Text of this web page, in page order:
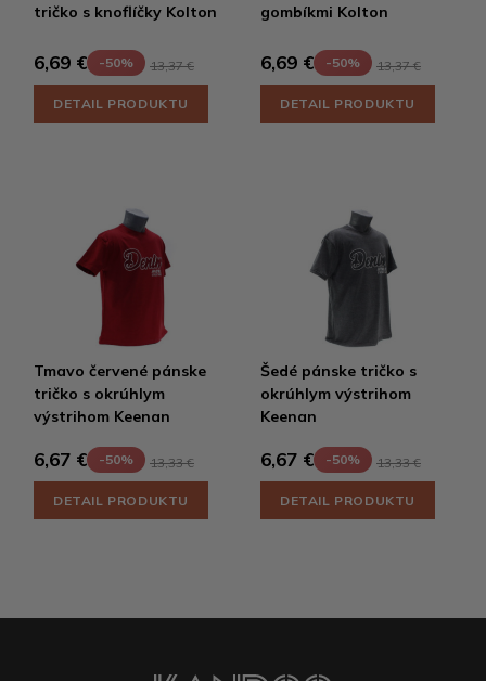
tričko s knoflíčky Kolton
6,69 € -50% 13,37 €
DETAIL PRODUKTU
gombíkmi Kolton
6,69 € -50% 13,37 €
DETAIL PRODUKTU
Tmavo červené pánske
tričko s okrúhlym
výstrihom Keenan
6,67 € -50% 13,33 €
DETAIL PRODUKTU
Šedé pánske tričko s
okrúhlym výstrihom
Keenan
6,67 € -50% 13,33 €
DETAIL PRODUKTU